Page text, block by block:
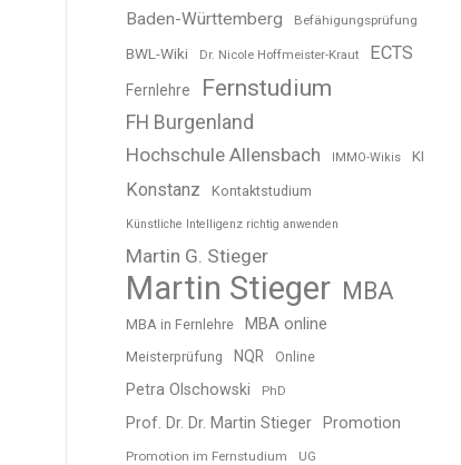
Baden-Württemberg Befähigungsprüfung
BWL-Wiki Dr. Nicole Hoffmeister-Kraut ECTS
Fernlehre Fernstudium
FH Burgenland
Hochschule Allensbach
IMMO-Wikis KI
Konstanz Kontaktstudium
Künstliche Intelligenz richtig anwenden
Martin G. Stieger
Martin Stieger MBA
MBA in Fernlehre MBA online
Meisterprüfung NQR Online
Petra Olschowski PhD
Prof. Dr. Dr. Martin Stieger Promotion
Promotion im Fernstudium UG